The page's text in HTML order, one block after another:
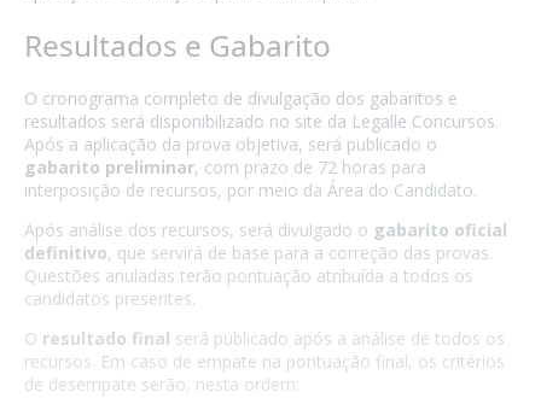
Resultados e Gabarito
O cronograma completo de divulgação dos gabaritos e
resultados será disponibilizado no site da Legalle Concursos.
Após a aplicação da prova objetiva, será publicado o
gabarito preliminar, com prazo de 72 horas para
interposição de recursos, por meio da Área do Candidato.
Após análise dos recursos, será divulgado o gabarito oficial
definitivo, que servirá de base para a correção das provas.
Questões anuladas terão pontuação atribuída a todos os
candidatos presentes.
O resultado final será publicado após a análise de todos os
recursos. Em caso de empate na pontuação final, os critérios
de desempate serão, nesta ordem: